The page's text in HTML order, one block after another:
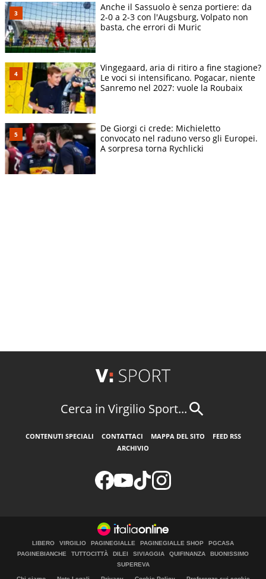
Anche il Sassuolo è senza portiere: da
2-0 a 2-3 con l'Augsburg, Volpato non
basta, che errori di Muric
Vingegaard, aria di ritiro a fine stagione?
Le voci si intensificano. Pogacar, niente
Sanremo nel 2027: vuole la Roubaix
De Giorgi ci crede: Michieletto
convocato nel raduno verso gli Europei.
A sorpresa torna Rychlicki
Cerca in Virgilio Sport...
CONTENUTI SPECIALI CONTATTACI MAPPA DEL SITO
FEED RSS
ARCHIVIO
LIBERO VIRGILIO PAGINEGIALLE PAGINEGIALLE SHOP
PGCASA
PAGINEBIANCHE
TUTTOCITTÀ DILEI SIVIAGGIA QUIFINANZA
BUONISSIMO
SUPEREVA